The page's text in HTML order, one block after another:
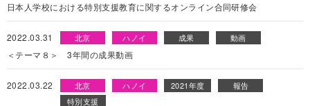
日本人学校における特別支援教育に関するオンライン合同研修会
2022.03.31 北京 ハノイ 成果 動画
＜テーマ８＞ 3年間の成果動画
2022.03.22 北京 ハノイ 2021年度
報告
特別支援